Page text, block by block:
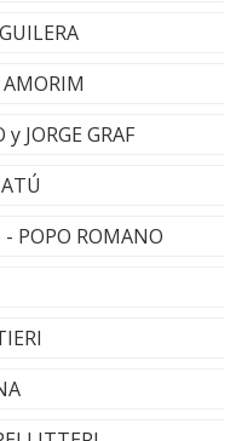
JORGE GRAF
POPO ROMANO